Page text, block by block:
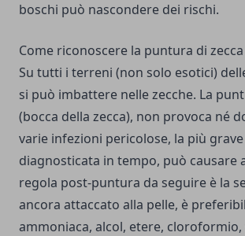
boschi può nascondere dei rischi.
Come riconoscere la puntura di zecca
Su tutti i terreni (non solo esotici)
si può imbattere nelle zecche. La
(bocca della zecca), non provoca né
varie infezioni pericolose, la più grave
diagnosticata in tempo, può causare
regola post-puntura da seguire è la
ancora attaccato alla pelle, è
ammoniaca, alcol, etere,